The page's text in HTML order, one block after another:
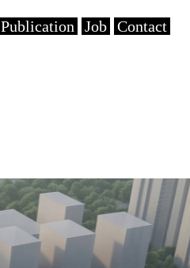
Publication Job Contact